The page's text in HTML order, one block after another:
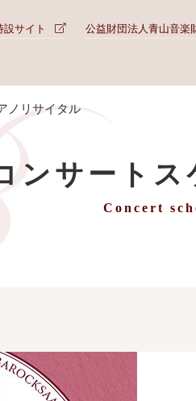
サイト 公益財団法人青山音楽
ノリサイタル
ンサートス
Concert